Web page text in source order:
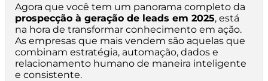
Agora que você tem um panorama completo da
prospecção à geração de leads em 2025, está
na hora de transformar conhecimento em ação.
As empresas que mais vendem são aquelas que
combinam estratégia, automação, dados e
relacionamento humano de maneira inteligente
e consistente.